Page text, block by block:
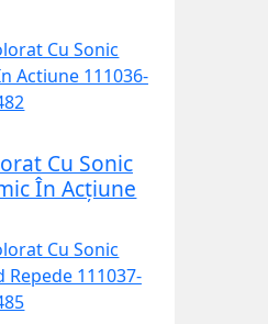
Cu Sonic
În Acțiune